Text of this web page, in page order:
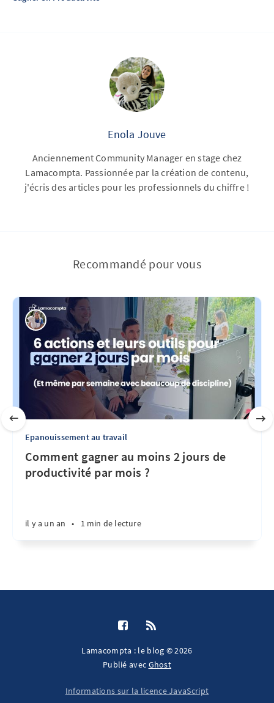
Enola Jouve
Anciennement Community Manager en stage chez
Lamacompta. Passionnée par la création de contenu,
j'écris des articles pour les professionnels du chiffre !
Recommandé pour vous
Epanouissement au travail
Comment gagner au moins 2 jours de
productivité par mois ?
il y a un an • 1 min de lecture
Lamacompta : le blog © 2026
Publié avec Ghost
Informations sur la licence JavaScript